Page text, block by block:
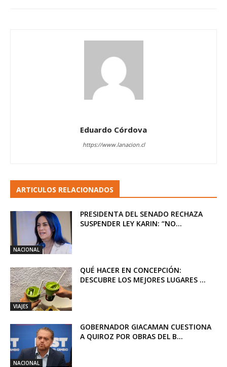
Eduardo Córdova
https://www.lanacion.cl
ARTICULOS RELACIONADOS
NACIONAL
PRESIDENTA DEL SENADO RECHAZA
SUSPENDER LEY KARIN: “NO...
VIAJES
QUÉ HACER EN CONCEPCIÓN:
DESCUBRE LOS MEJORES LUGARES ...
NACIONAL
GOBERNADOR GIACAMAN CUESTIONA
A QUIROZ POR OBRAS DEL B...